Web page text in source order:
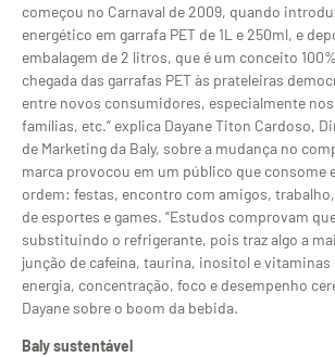
começou no Carnaval de 2009, quando
energético em garrafa PET de 1L e 250ml, e
embalagem de 2 litros, que é um conceito
chegada das garrafas PET às prateleiras
entre novos consumidores, especialmente
famílias, etc.” explica Dayane Titon Cardoso,
de Marketing da Baly, sobre a mudança no
marca provocou em um público que consome
ordem: festas, encontro com amigos,
de esportes e games. “Estudos comprovam
substituindo o refrigerante, pois traz algo a
junção de cafeína, taurina, inositol e
energia, concentração, foco e desempenho
Dayane sobre o boom da bebida.
Baly sustentável